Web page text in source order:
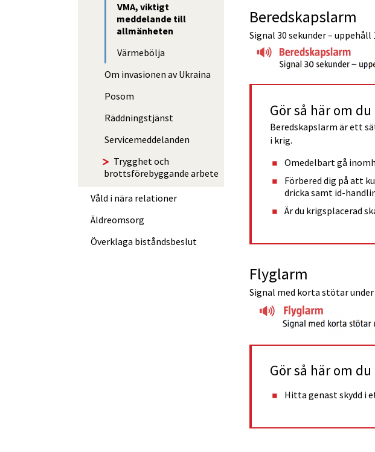
Beredskapslarm
Signal 30 sekunder – uppehåll
Gör så här om
Beredskapslarm är ett
i krig.
Omedelbart gå
Förbered dig på att
dricka samt id-
Är du krigsplacerad
Flyglarm
Signal med korta stötar
Gör så här om
Hitta genast skydd i
VMA, viktigt
meddelande till
allmänheten
Värmebölja
Om invasionen av Ukraina
Posom
Räddnings­tjänst
Service­med­delanden
Trygghet och
brottsförebyggande arbete
Våld i nära relationer
Äldreomsorg
Överklaga bistånds­beslut